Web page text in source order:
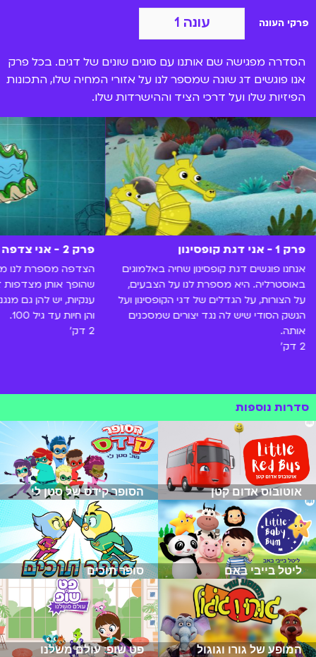
פרקי העונה עונה 1
הסדרה מפגישה שם אותנו עם סוגים שונים של דגים. בכל פרק
אנו פוגשים דג שונה שמספר לנו על אזורי המחיה שלו, התכונות
הפיזיות שלו ועל דרכי הציד וההישרדות שלו.
פרק 1 - אני דגת קופסינון
אנחנו פוגשים דגת קופסינון שחיה באלמוגים
באוסטרליה. היא מספרת לנו על הצבעים,
על הצורות, על הגדלים של דגי הקופסינון ועל
הנשק הסודי שיש לה נגד יצורים שמסכנים
אותה.
2 דק'
פרק 2 - אני צדפה ענקית
הצדפה מספרת לנו
שהופך אותן מצדפות
ענקיות, יש להן גם
והן חיות עד גיל 100.
2 דק'
סדרות נוספות
אוטובוס אדום קטן הסופר קידס של סטן לי
ליטל בייבי באם סופר תוכים
המופע של גורו וגוגול פט שופ: עולם משלנו